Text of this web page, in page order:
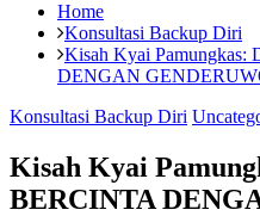
Home
Konsultasi Backup Diri
Kisah Kyai
DENGAN
Konsultasi Backup Diri
Kisah Kyai
BERCINTA